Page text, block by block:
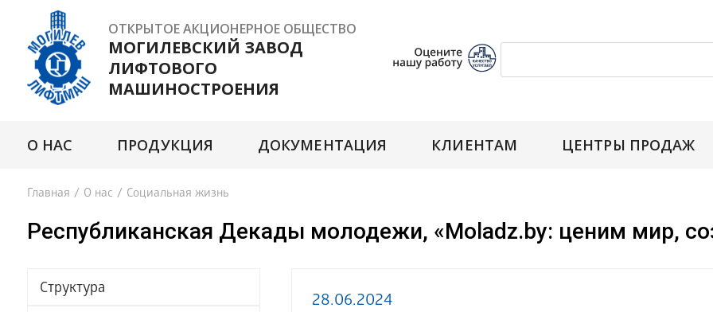
ОТКРЫТОЕ АКЦИОНЕРНОЕ ОБЩЕСТВО
МОГИЛЕВСКИЙ ЗАВОД
ЛИФТОВОГО
МАШИНОСТРОЕНИЯ
О НАС ПРОДУКЦИЯ ДОКУМЕНТАЦИЯ КЛИЕНТАМ ЦЕНТРЫ ПРОДАЖ
Главная / О нас / Социальная жизнь
Республиканская Декады молодежи, «Moladz.by: ценим мир,
Структура
28.06.2024